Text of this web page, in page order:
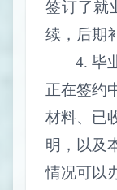
签订了就
续，后期
4. 毕
正在签约
材料、已
明，以及
情况可以